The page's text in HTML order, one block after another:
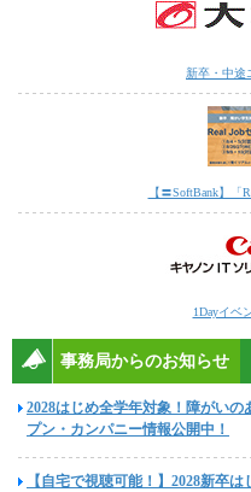
新卒・中途
【〓SoftBank】「
1Dayイベ
事務局からのお知らせ
2028はじめ全学年対象！障がい
プン・カンパニー情報公開中！
【自宅で視聴可能！】2028新卒